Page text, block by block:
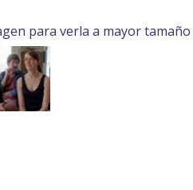
para verla a mayor tamaño